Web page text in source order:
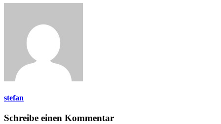
stefan
Schreibe einen Kommentar